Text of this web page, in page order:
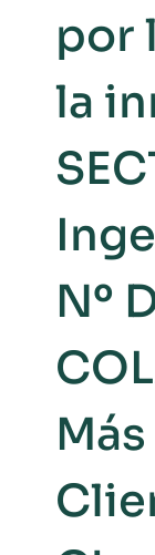
por
la
Nº